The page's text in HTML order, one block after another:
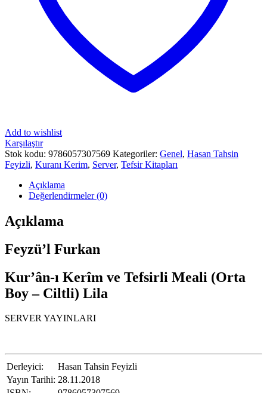
Add to wishlist
Karşılaştır
Stok kodu: 9786057307569 Kategoriler: Genel, Hasan Tahsin
Feyizli, Kuranı Kerim, Server, Tefsir Kitapları
Açıklama
Değerlendirmeler (0)
Açıklama
Feyzü’l Furkan
Kur’ân-ı Kerîm ve Tefsirli Meali (Orta
Boy – Ciltli) Lila
SERVER YAYINLARI
Derleyici:
Hasan Tahsin Feyizli
Yayın Tarihi: 28.11.2018